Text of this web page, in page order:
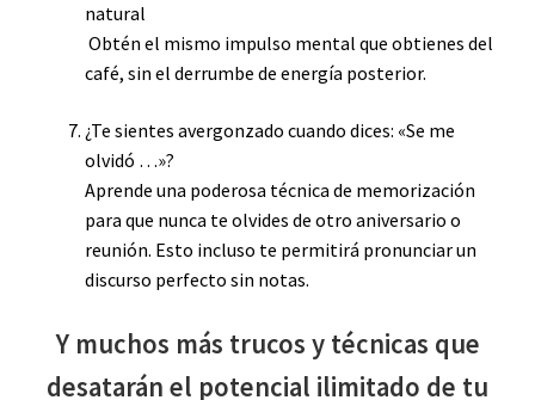
natural
Obtén el mismo impulso mental que obtienes del
café, sin el derrumbe de energía posterior.
¿Te sientes avergonzado cuando dices: «Se me
olvidó …»?
Aprende una poderosa técnica de memorización
para que nunca te olvides de otro aniversario o
reunión. Esto incluso te permitirá pronunciar un
discurso perfecto sin notas.
Y muchos más trucos y técnicas que
desatarán el potencial ilimitado de tu